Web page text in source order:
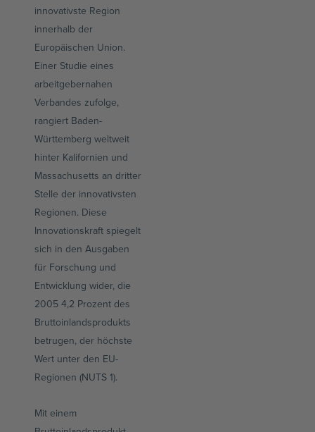
innovativste Region
innerhalb der
Europäischen Union.
Einer Studie eines
arbeitgebernahen
Verbandes zufolge,
rangiert Baden-
Württemberg weltweit
hinter Kalifornien und
Massachusetts an dritter
Stelle der innovativsten
Regionen. Diese
Innovationskraft spiegelt
sich in den Ausgaben
für Forschung und
Entwicklung wider, die
2005 4,2 Prozent des
Bruttoinlandsprodukts
betrugen, der höchste
Wert unter den EU-
Regionen (NUTS 1).
Mit einem